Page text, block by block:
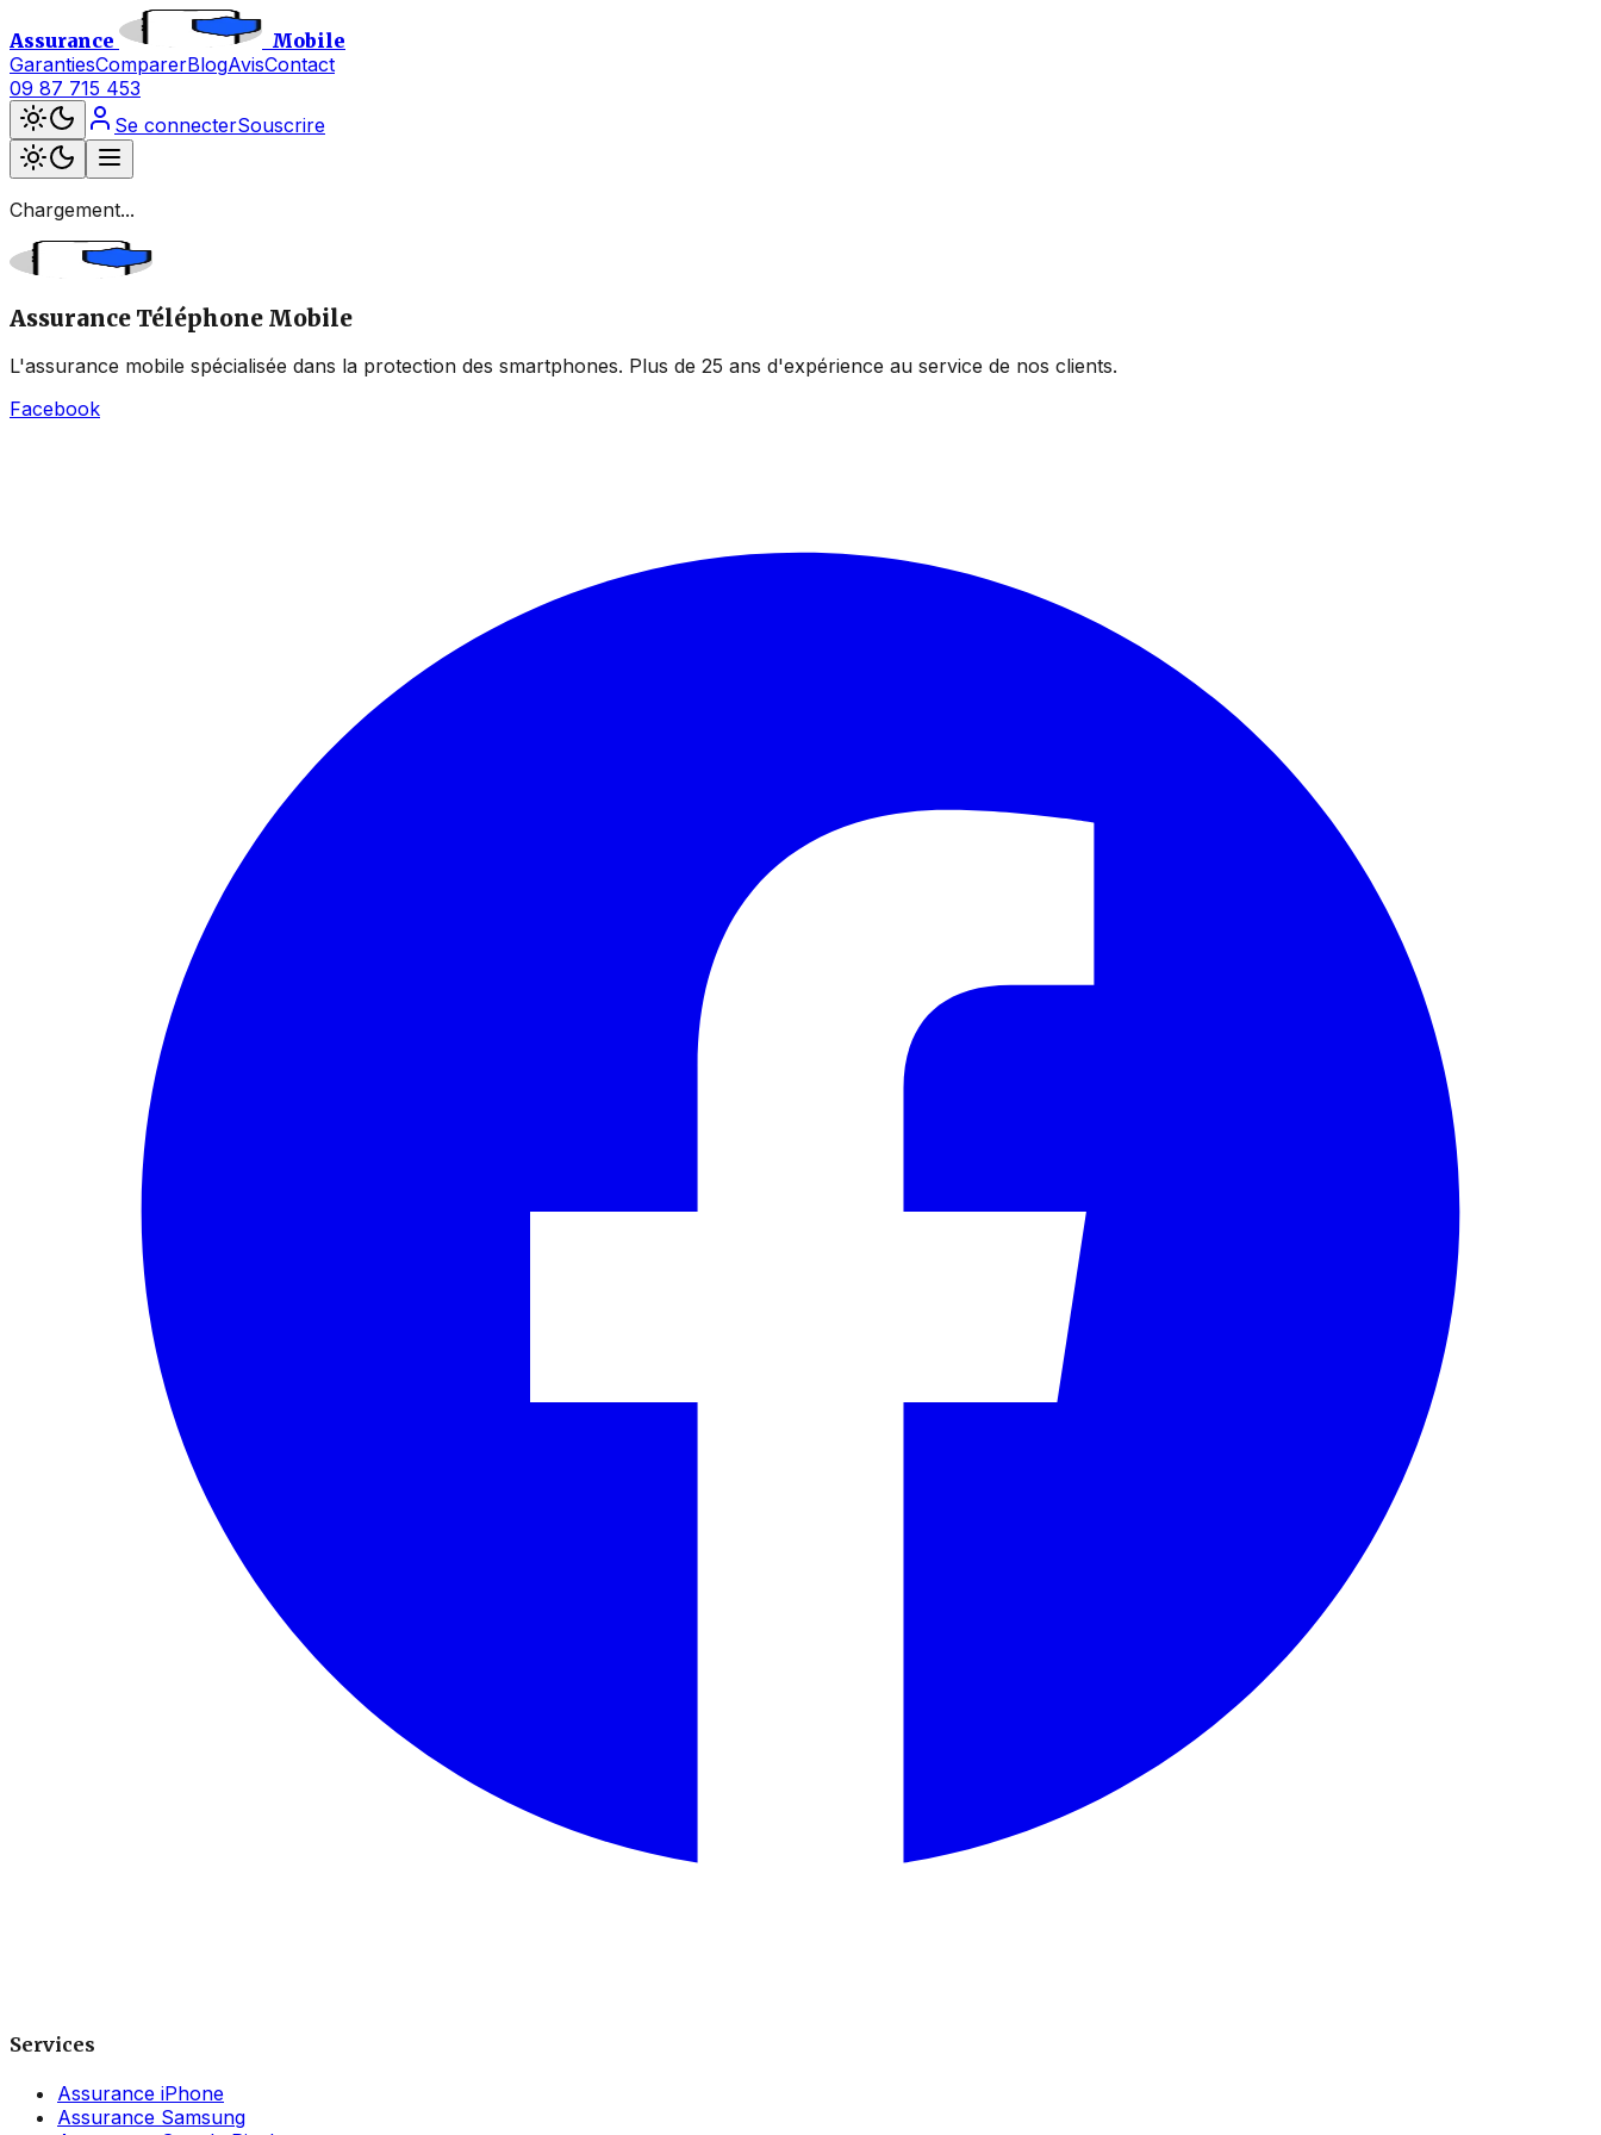
Assurance
Mobile
GarantiesComparerBlogAvisContact
09 87 715 453
Se connecterSouscrire
Chargement...
Assurance Téléphone Mobile
L'assurance mobile spécialisée dans la protection des smartphones. Plus de 25 ans d'expérience au service de nos clients.
Facebook
Services
Assurance iPhone
Assurance Samsung